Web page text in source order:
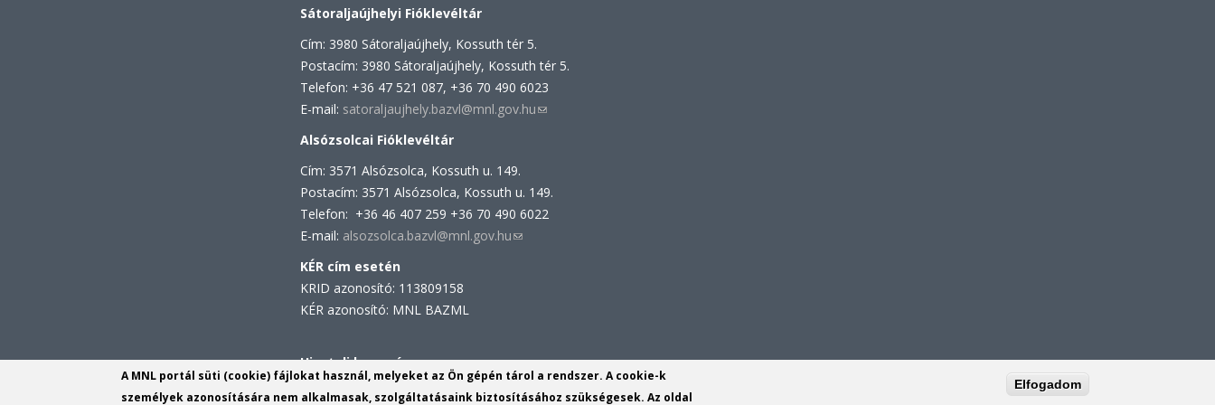
mail)
Sátoraljaújhelyi Fióklevéltár
Cím: 3980 Sátoraljaújhely, Kossuth tér 5.
Postacím: 3980 Sátoraljaújhely, Kossuth tér 5.
Telefon: +36 47 521 087, +36 70 490 6023
E-mail: satoraljaujhely.bazvl@mnl.gov.hu(link
Alsózsolcai Fióklevéltár
Cím: 3571 Alsózsolca, Kossuth u. 149.
Postacím: 3571 Alsózsolca, Kossuth u. 149.
Telefon: +36 46 407 259 +36 70 490 6022
E-mail: alsozsolca.bazvl@mnl.gov.hu(link
KÉR cím esetén
KRID azonosító: 113809158
KÉR azonosító: MNL BAZML
Hivatali kapu cím:
KRID azonosító: 160343931
A MNL portál süti (cookie) fájlokat használ, melyeket az Ön gépén tárol a rendszer. A cookie-k
személyek azonosítására nem alkalmasak, szolgáltatásaink biztosításához szükségesek. Az oldal
Elfogadom